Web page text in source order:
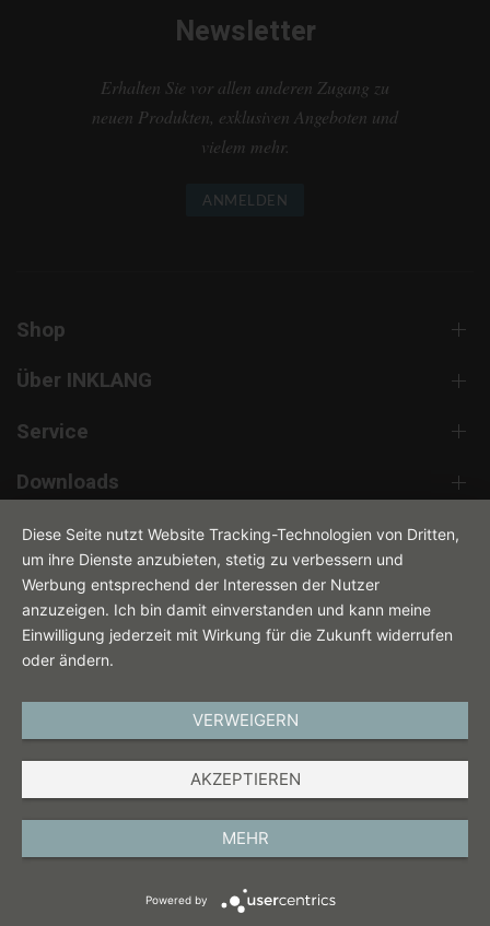
Newsletter
Erhalten Sie vor allen anderen Zugang zu
neuen Produkten, exklusiven Angeboten und
vielem mehr.
ANMELDEN
Shop
Über INKLANG
Service
Downloads
Kontakt
Diese Seite nutzt Website Tracking-Technologien von Dritten,
um ihre Dienste anzubieten, stetig zu verbessern und
Werbung entsprechend der Interessen der Nutzer
anzuzeigen. Ich bin damit einverstanden und kann meine
Einwilligung jederzeit mit Wirkung für die Zukunft widerrufen
oder ändern.
VERWEIGERN
AKZEPTIEREN
MEHR
Powered by